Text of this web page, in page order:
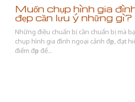
Muốn chụp hình gia
đẹp cần lưu ý những gì?
Những điều chuẩn bị cần chuẩn bị mà
chụp hình gia đình ngoại cảnh đẹp, đạt
điểm đẹp để...